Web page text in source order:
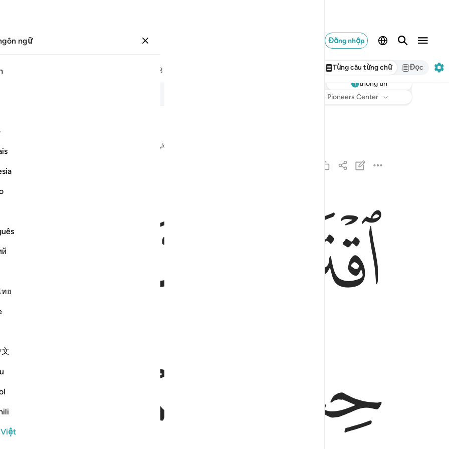
Đăng nhập
ngữ
ย
33 Từng câu từng chữ Đọc
giải, bản ghi âm, nghĩa từng từ và phiên âm.
thông tin
: Translation Pioneers Center
danh Allah - Đấng Rất Mực Độ Lượng, Đấng Rất Mực Khoan Dung
ٱقْتَرَبَ لِلنَّاسِ حِسَابُهُمْ وَهُمْ فِى غَفْلَةٍۢ مُّعْرِضُونَ ١
ﱁ
ﱂ
ﱃ